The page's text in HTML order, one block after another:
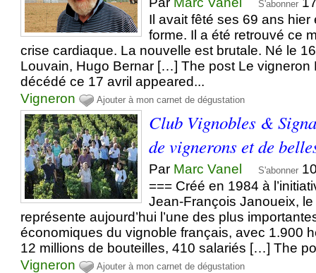
S'abonner
Il avait fêté ses 69 ans
forme. Il a été retrouvé ce
crise cardiaque. La nouvelle est brutale. Né le
Louvain, Hugo Bernar […] The post Le vigneron
décédé ce 17 avril appeared...
Vigneron
Ajouter à mon carnet de dégustation
Club Vignobles &
de vignerons et de
Par Marc Vanel S'abonner
=== Créé en 1984 à
Jean-François Janoueix,
représente aujourd’hui l’une des plus
économiques du vignoble français, avec 1.900
12 millions de bouteilles, 410 salariés […] The
Vigneron
Ajouter à mon carnet de dégustation